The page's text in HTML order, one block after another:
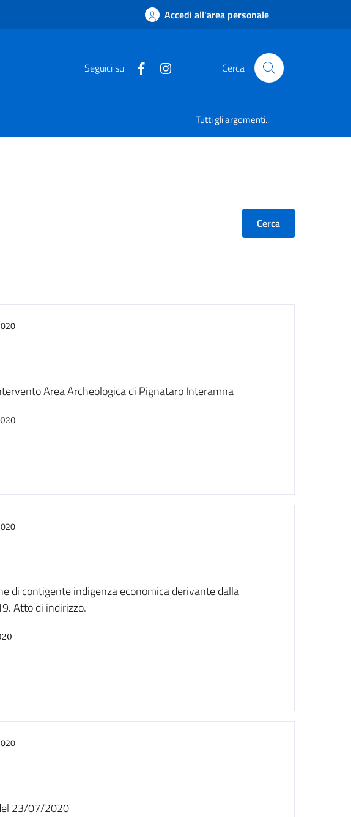
Accedi all'area personale
Seguici su Cerca
Tutti gli argomenti..
Cerca
Area Archeologica di Pignataro Interamna
di contigente indigenza economica derivante dalla
Atto di indirizzo.
23/07/2020